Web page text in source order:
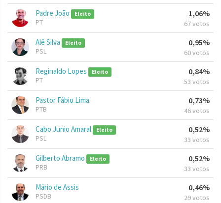
Padre João Eleito
PT
1,06%
67 votos
Alê Silva Eleito
PSL
0,95%
60 votos
Reginaldo Lopes Eleito
PT
0,84%
53 votos
Pastor Fábio Lima
PTB
0,73%
46 votos
Cabo Junio Amaral Eleito
PSL
0,52%
33 votos
Gilberto Abramo Eleito
PRB
0,52%
33 votos
Mário de Assis
PSDB
0,46%
29 votos